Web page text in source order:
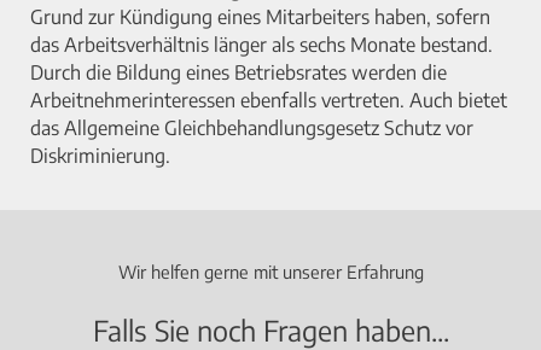
Grund zur Kündigung eines Mitarbeiters haben, sofern
das Arbeitsverhältnis länger als sechs Monate bestand.
Durch die Bildung eines Betriebsrates werden die
Arbeitnehmerinteressen ebenfalls vertreten. Auch bietet
das Allgemeine Gleichbehandlungsgesetz Schutz vor
Diskriminierung.
Wir helfen gerne mit unserer Erfahrung
Falls Sie noch Fragen haben...